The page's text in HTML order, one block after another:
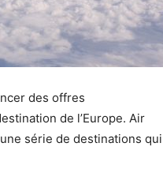
des offres
de l’Europe. Air
série de destinations qui